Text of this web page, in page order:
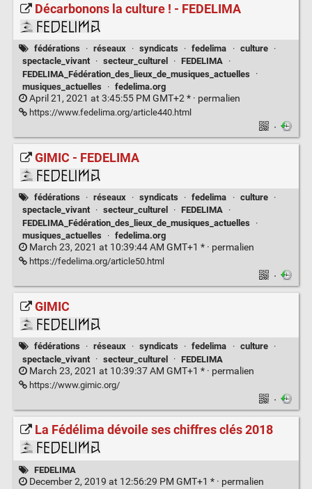
Décarbonons la culture ! - FEDELIMA
fédérations · réseaux · syndicats · fedelima · culture
·
spectacle_vivant
· secteur_culturel · FEDELIMA ·
FEDELIMA_Fédération_des_lieux_de_musiques_actuelles
·
musiques_actuelles
· fedelima.org
April 21, 2021 at 3:45:55 PM GMT+2 * · permalien
https://www.fedelima.org/article440.html
·
GIMIC - FEDELIMA
fédérations · réseaux · syndicats · fedelima · culture
·
spectacle_vivant
· secteur_culturel · FEDELIMA ·
FEDELIMA_Fédération_des_lieux_de_musiques_actuelles
·
musiques_actuelles
· fedelima.org
March 23, 2021 at 10:39:44 AM GMT+1 * · permalien
https://fedelima.org/article50.html
·
GIMIC
fédérations · réseaux · syndicats · fedelima · culture
·
spectacle_vivant
· secteur_culturel · FEDELIMA
March 23, 2021 at 10:39:37 AM GMT+1 * · permalien
https://www.gimic.org/
·
La Fédélima dévoile ses chiffres clés 2018
FEDELIMA
December 2, 2019 at 12:56:29 PM GMT+1 * · permalien